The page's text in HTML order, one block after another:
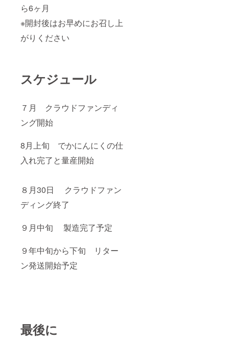
ら6ヶ月
※開封後はお早めにお召し上
がりください
スケジュール
７月 クラウドファンディ
ング開始
8月上旬 でかにんにくの仕
入れ完了と量産開始
８月30日 クラウドファン
ディング終了
９月中旬 製造完了予定
９年中旬から下旬 リター
ン発送開始予定
最後に